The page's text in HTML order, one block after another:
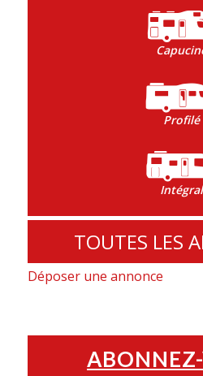
Profilé
Intégral
TOUTES LES
Déposer une annonce